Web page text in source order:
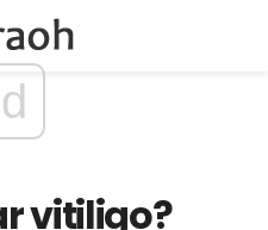
vitiligo?